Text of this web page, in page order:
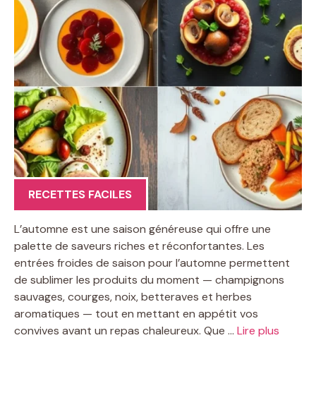
RECETTES FACILES
L’automne est une saison généreuse qui offre une
palette de saveurs riches et réconfortantes. Les
entrées froides de saison pour l’automne permettent
de sublimer les produits du moment — champignons
sauvages, courges, noix, betteraves et herbes
aromatiques — tout en mettant en appétit vos
convives avant un repas chaleureux. Que … Lire plus